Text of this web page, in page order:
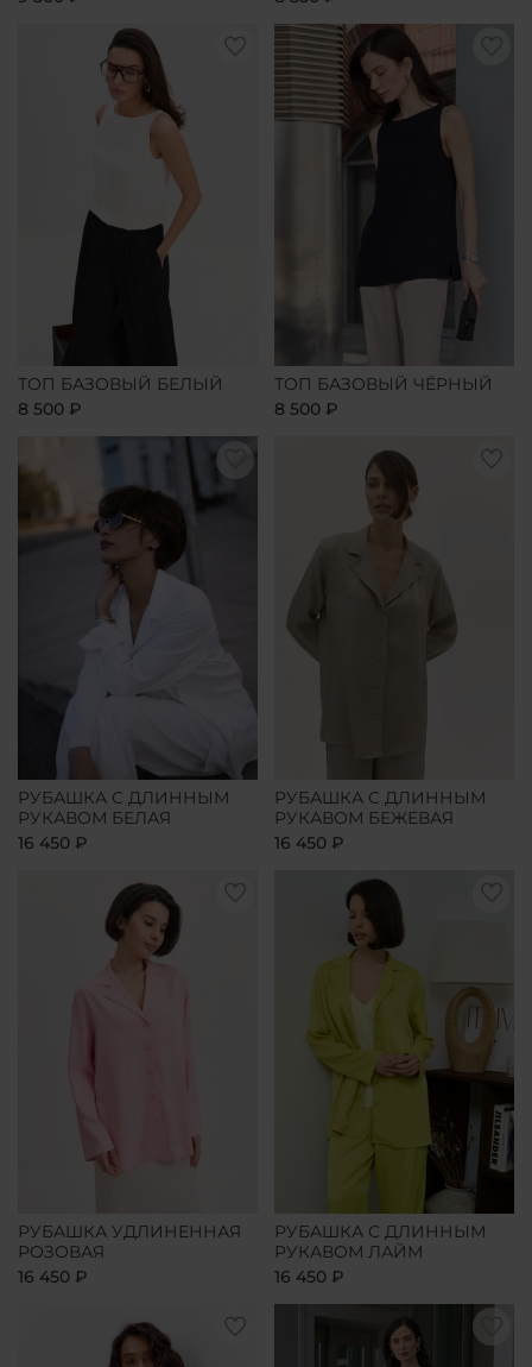
ТОП БАЗОВЫЙ БЕЛЫЙ
8 500 ₽
ТОП БАЗОВЫЙ ЧЁРНЫЙ
8 500 ₽
РУБАШКА С ДЛИННЫМ
РУКАВОМ БЕЛАЯ
16 450 ₽
РУБАШКА С ДЛИННЫМ
РУКАВОМ БЕЖЕВАЯ
16 450 ₽
РУБАШКА УДЛИНЕННАЯ
РОЗОВАЯ
16 450 ₽
РУБАШКА С ДЛИННЫМ
РУКАВОМ ЛАЙМ
16 450 ₽